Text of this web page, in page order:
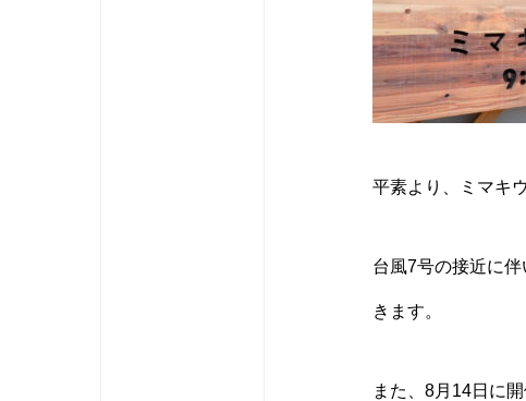
平素より、ミマキ
台風7号の接近に
きます。
また、8月14日に